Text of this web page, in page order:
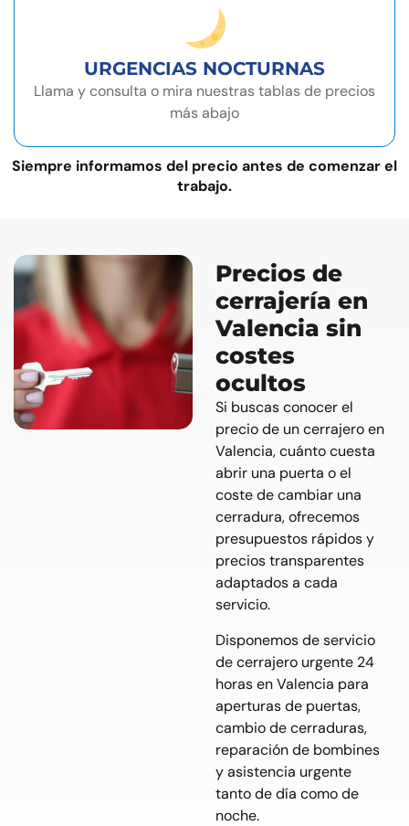
URGENCIAS NOCTURNAS
Llama y consulta o mira nuestras tablas de precios
más abajo
Siempre informamos del precio antes de comenzar el
trabajo.
Precios de
cerrajería en
Valencia sin
costes
ocultos
Si buscas conocer el
precio de un cerrajero en
Valencia, cuánto cuesta
abrir una puerta o el
coste de cambiar una
cerradura, ofrecemos
presupuestos rápidos y
precios transparentes
adaptados a cada
servicio.
Disponemos de servicio
de cerrajero urgente 24
horas en Valencia para
aperturas de puertas,
cambio de cerraduras,
reparación de bombines
y asistencia urgente
tanto de día como de
noche.